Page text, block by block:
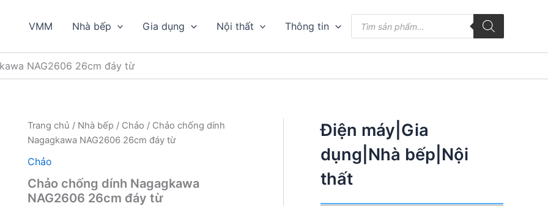
VMM Nhà bếp Gia dụng Nội thất Thông tin
kiếm
phẩm
NAG2606 26cm đáy từ
Trang chủ / Nhà bếp / Chảo / Chảo chống dính
Nagagkawa NAG2606 26cm đáy từ
Chảo
Chảo chống dính Nagagkawa
NAG2606 26cm đáy từ
Điện máy|Gia
dụng|Nhà bếp|Nội
thất